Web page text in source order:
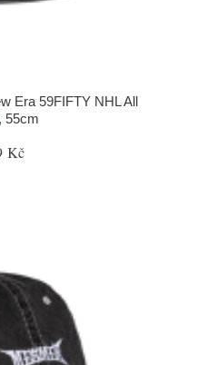
Era 59FIFTY NHL All
55cm
Kč